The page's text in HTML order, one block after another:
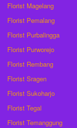
Florist Magelang
Florist Pemalang
Florist Purbalingga
Florist Purworejo
Florist Rembang
Florist Sragen
Florist Sukoharjo
Florist Tegal
Florist Temanggung